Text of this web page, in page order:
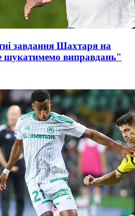
завдання Шахтаря на
шукатимемо виправдань"